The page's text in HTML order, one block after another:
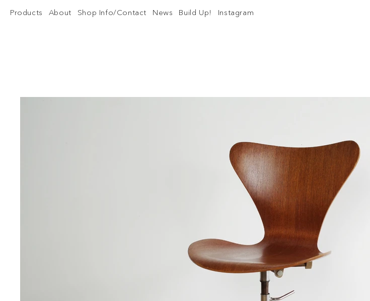
Products About Shop Info/Contact News Build Up! Instagram